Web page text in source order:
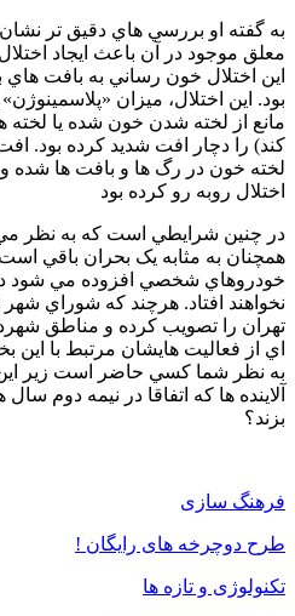
به گفته او بررسي هاي دقيق تر نشان
معلق موجود در آن باعث ايجاد
اين اختلال خون رساني به بافت
مانع از لخته شدن خون شده يا
لخته خون در رگ ها و بافت ها شده
اختلال روبه رو كرده بود
در چنين شرايطي است که به نظر مي
همچنان به مثابه يک بحران باقي
خودروهاي شخصي افزوده مي شود
نخواهند افتاد. هرچند که شوراي شهر
تهران را تصويب کرده و مناطق
اي از فعاليت هايشان مرتبط با اين
به نظر شما کسي حاضر است زير اين
آلاينده ها که اتفاقا در نيمه دوم
بزند؟
فرهنگ سازی
طرح دوچرخه های رایگان !
تکنولوژی و تازه ها